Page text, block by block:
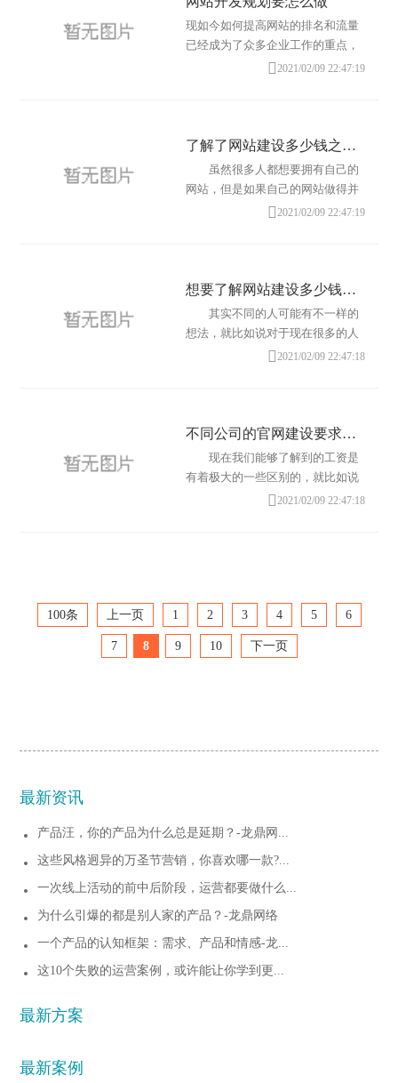
现如今如何提高网站的排名和流量
已经成为了众多企业工作的重点，
我们会投入非常多的时间和精力，
2021/02/09 22:47:19
了解了网站建设多少钱之后，你可能也想做网站
虽然很多人都想要拥有自己的
网站，但是如果自己的网站做得并
不是很好的话，是没有办法给自己
2021/02/09 22:47:19
想要了解网站建设多少钱？最好能够多家比对
其实不同的人可能有不一样的
想法，就比如说对于现在很多的人
来说，他们可能会认为，网站是非
2021/02/09 22:47:18
不同公司的官网建设要求不一
现在我们能够了解到的工资是
有着极大的一些区别的，就比如说
在很多人看来，他们可能会面对不
2021/02/09 22:47:18
100条 上一页 1 2 3 4 5 6
7 8 9 10 下一页
最新资讯
产品汪，你的产品为什么总是延期？-龙鼎网...
这些风格迥异的万圣节营销，你喜欢哪一款?...
一次线上活动的前中后阶段，运营都要做什么...
为什么引爆的都是别人家的产品？-龙鼎网络
一个产品的认知框架：需求、产品和情感-龙...
这10个失败的运营案例，或许能让你学到更...
最新方案
最新案例